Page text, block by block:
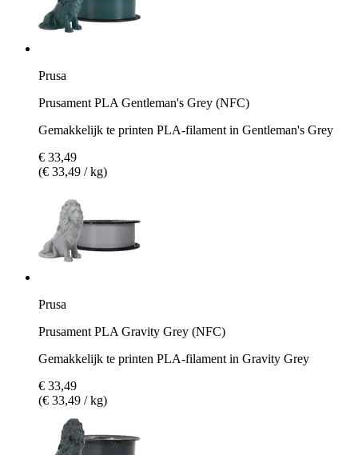
Prusa
Prusament PLA Gentleman's Grey (NFC)
Gemakkelijk te printen PLA-filament in Gentleman's Grey
€ 33,49
(€ 33,49 / kg)
Prusa
Prusament PLA Gravity Grey (NFC)
Gemakkelijk te printen PLA-filament in Gravity Grey
€ 33,49
(€ 33,49 / kg)